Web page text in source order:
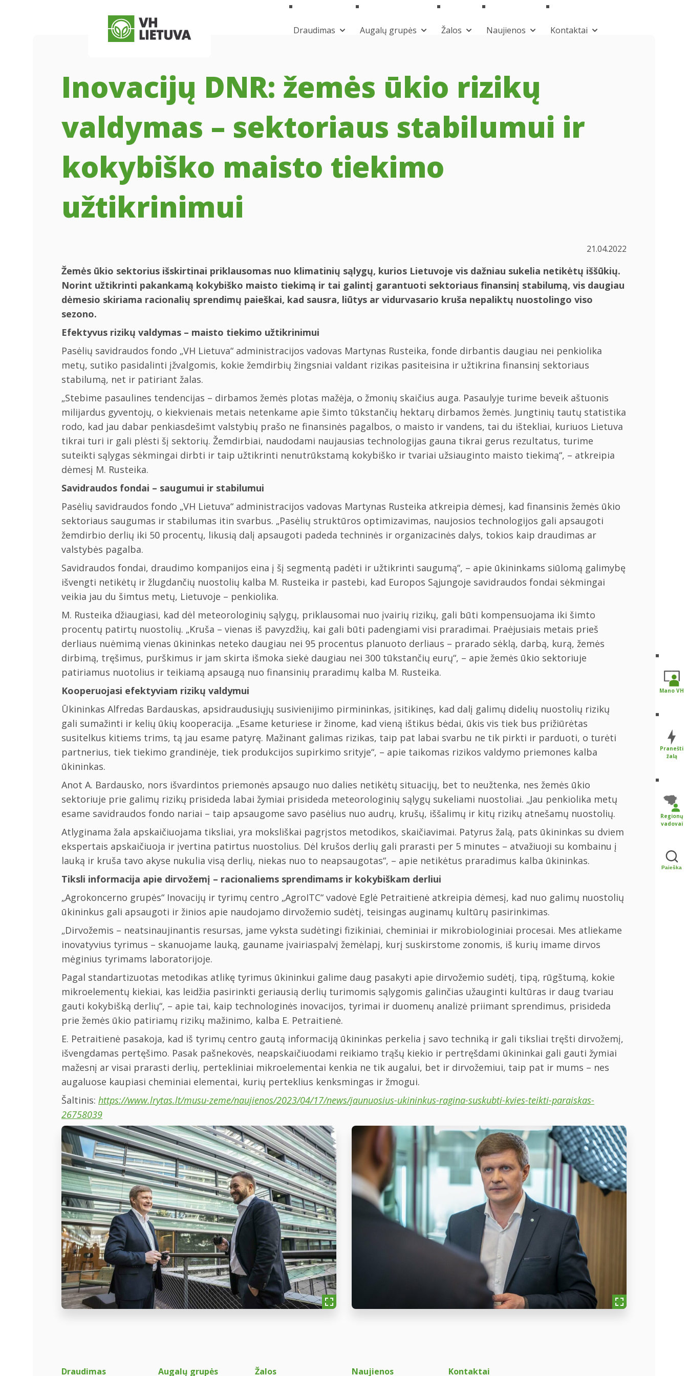
Draudimas Augalų grupės Žalos Naujienos Kontaktai
Inovacijų DNR: žemės ūkio rizikų
valdymas – sektoriaus stabilumui ir
kokybiško maisto tiekimo
užtikrinimui
21.04.2022
Žemės ūkio sektorius išskirtinai priklausomas nuo klimatinių sąlygų, kurios Lietuvoje vis dažniau sukelia netikėtų iššūkių.
Norint užtikrinti pakankamą kokybiško maisto tiekimą ir tai galintį garantuoti sektoriaus finansinį stabilumą, vis daugiau
dėmesio skiriama racionalių sprendimų paieškai, kad sausra, liūtys ar vidurvasario kruša nepaliktų nuostolingo viso
sezono.
Efektyvus rizikų valdymas – maisto tiekimo užtikrinimui
Pasėlių savidraudos fondo „VH Lietuva“ administracijos vadovas Martynas Rusteika, fonde dirbantis daugiau nei penkiolika
metų, sutiko pasidalinti įžvalgomis, kokie žemdirbių žingsniai valdant rizikas pasiteisina ir užtikrina finansinį sektoriaus
stabilumą, net ir patiriant žalas.
„Stebime pasaulines tendencijas – dirbamos žemės plotas mažėja, o žmonių skaičius auga. Pasaulyje turime beveik aštuonis
milijardus gyventojų, o kiekvienais metais netenkame apie šimto tūkstančių hektarų dirbamos žemės. Jungtinių tautų statistika
rodo, kad jau dabar penkiasdešimt valstybių prašo ne finansinės pagalbos, o maisto ir vandens, tai du ištekliai, kuriuos Lietuva
tikrai turi ir gali plėsti šį sektorių. Žemdirbiai, naudodami naujausias technologijas gauna tikrai gerus rezultatus, turime
suteikti sąlygas sėkmingai dirbti ir taip užtikrinti nenutrūkstamą kokybiško ir tvariai užsiauginto maisto tiekimą“, – atkreipia
dėmesį M. Rusteika.
Savidraudos fondai – saugumui ir stabilumui
Pasėlių savidraudos fondo „VH Lietuva“ administracijos vadovas Martynas Rusteika atkreipia dėmesį, kad finansinis žemės ūkio
sektoriaus saugumas ir stabilumas itin svarbus. „Pasėlių struktūros optimizavimas, naujosios technologijos gali apsaugoti
žemdirbio derlių iki 50 procentų, likusią dalį apsaugoti padeda techninės ir organizacinės dalys, tokios kaip draudimas ar
valstybės pagalba.
Savidraudos fondai, draudimo kompanijos eina į šį segmentą padėti ir užtikrinti saugumą“, – apie ūkininkams siūlomą galimybę
išvengti netikėtų ir žlugdančių nuostolių kalba M. Rusteika ir pastebi, kad Europos Sąjungoje savidraudos fondai sėkmingai
veikia jau du šimtus metų, Lietuvoje – penkiolika.
M. Rusteika džiaugiasi, kad dėl meteorologinių sąlygų, priklausomai nuo įvairių rizikų, gali būti kompensuojama iki šimto
procentų patirtų nuostolių. „Kruša – vienas iš pavyzdžių, kai gali būti padengiami visi praradimai. Praėjusiais metais prieš
derliaus nuėmimą vienas ūkininkas neteko daugiau nei 95 procentus planuoto derliaus – prarado sėklą, darbą, kurą, žemės
dirbimą, tręšimus, purškimus ir jam skirta išmoka siekė daugiau nei 300 tūkstančių eurų“, – apie žemės ūkio sektoriuje
patiriamus nuotolius ir teikiamą apsaugą nuo finansinių praradimų kalba M. Rusteika.
Kooperuojasi efektyviam rizikų valdymui
Ūkininkas Alfredas Bardauskas, apsidraudusiųjų susivienijimo pirmininkas, įsitikinęs, kad dalį galimų didelių nuostolių rizikų
gali sumažinti ir kelių ūkių kooperacija. „Esame keturiese ir žinome, kad vieną ištikus bėdai, ūkis vis tiek bus prižiūrėtas
susitelkus kitiems trims, tą jau esame patyrę. Mažinant galimas rizikas, taip pat labai svarbu ne tik pirkti ir parduoti, o turėti
partnerius, tiek tiekimo grandinėje, tiek produkcijos supirkimo srityje“, – apie taikomas rizikos valdymo priemones kalba
ūkininkas.
Anot A. Bardausko, nors išvardintos priemonės apsaugo nuo dalies netikėtų situacijų, bet to neužtenka, nes žemės ūkio
sektoriuje prie galimų rizikų prisideda labai žymiai prisideda meteorologinių sąlygų sukeliami nuostoliai. „Jau penkiolika metų
esame savidraudos fondo nariai – taip apsaugome savo pasėlius nuo audrų, krušų, iššalimų ir kitų rizikų atnešamų nuostolių.
Atlyginama žala apskaičiuojama tiksliai, yra moksliškai pagrįstos metodikos, skaičiavimai. Patyrus žalą, pats ūkininkas su dviem
ekspertais apskaičiuoja ir įvertina patirtus nuostolius. Dėl krušos derlių gali prarasti per 5 minutes – atvažiuoji su kombainu į
lauką ir kruša tavo akyse nukulia visą derlių, niekas nuo to neapsaugotas“, – apie netikėtus praradimus kalba ūkininkas.
Tiksli informacija apie dirvožemį – racionaliems sprendimams ir kokybiškam derliui
„Agrokoncerno grupės“ Inovacijų ir tyrimų centro „AgroITC“ vadovė Eglė Petraitienė atkreipia dėmesį, kad nuo galimų nuostolių
ūkininkus gali apsaugoti ir žinios apie naudojamo dirvožemio sudėtį, teisingas auginamų kultūrų pasirinkimas.
„Dirvožemis – neatsinaujinantis resursas, jame vyksta sudėtingi fizikiniai, cheminiai ir mikrobiologiniai procesai. Mes atliekame
inovatyvius tyrimus – skanuojame lauką, gauname įvairiaspalvį žemėlapį, kurį suskirstome zonomis, iš kurių imame dirvos
mėginius tyrimams laboratorijoje.
Pagal standartizuotas metodikas atlikę tyrimus ūkininkui galime daug pasakyti apie dirvožemio sudėtį, tipą, rūgštumą, kokie
mikroelementų kiekiai, kas leidžia pasirinkti geriausią derlių turimomis sąlygomis galinčias užauginti kultūras ir daug tvariau
gauti kokybišką derlių“, – apie tai, kaip technologinės inovacijos, tyrimai ir duomenų analizė priimant sprendimus, prisideda
prie žemės ūkio patiriamų rizikų mažinimo, kalba E. Petraitienė.
E. Petraitienė pasakoja, kad iš tyrimų centro gautą informaciją ūkininkas perkelia į savo techniką ir gali tiksliai tręšti dirvožemį,
išvengdamas pertęšimo. Pasak pašnekovės, neapskaičiuodami reikiamo trąšų kiekio ir pertręšdami ūkininkai gali gauti žymiai
mažesnį ar visai prarasti derlių, pertekliniai mikroelementai kenkia ne tik augalui, bet ir dirvožemiui, taip pat ir mums – nes
augaluose kaupiasi cheminiai elementai, kurių perteklius kenksmingas ir žmogui.
Šaltinis: https://www.lrytas.lt/musu-zeme/naujienos/2023/04/17/news/jaunuosius-ukininkus-ragina-suskubti-kvies-teikti-paraiskas-
26758039
Draudimas Augalų grupės Žalos Naujienos Kontaktai
Mano VH
Pranešti
žalą
Regionų
vadovai
Paieška